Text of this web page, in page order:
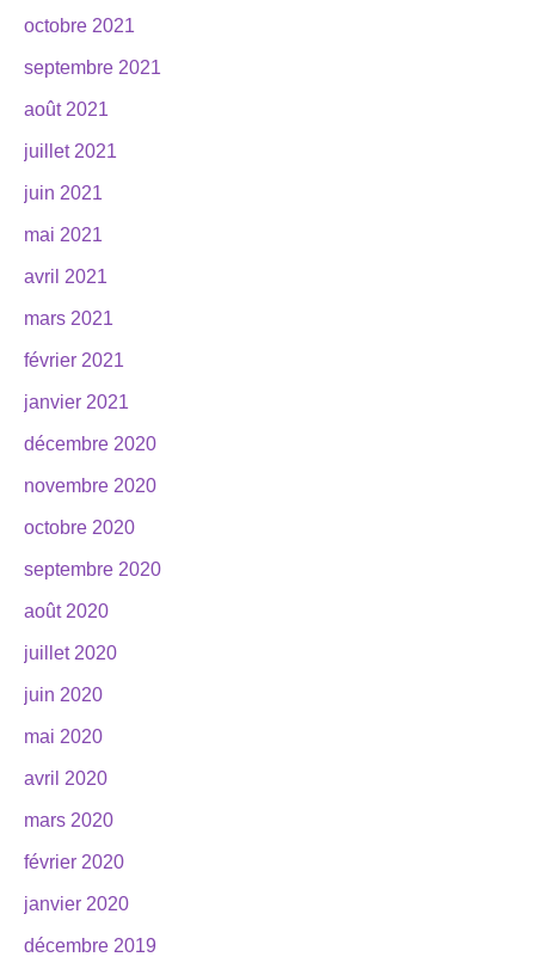
octobre 2021
septembre 2021
août 2021
juillet 2021
juin 2021
mai 2021
avril 2021
mars 2021
février 2021
janvier 2021
décembre 2020
novembre 2020
octobre 2020
septembre 2020
août 2020
juillet 2020
juin 2020
mai 2020
avril 2020
mars 2020
février 2020
janvier 2020
décembre 2019